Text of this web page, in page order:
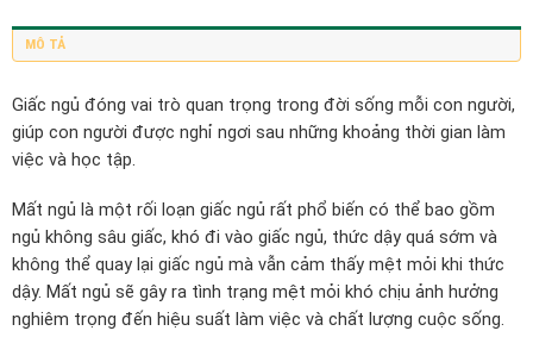
MÔ TẢ
Giấc ngủ đóng vai trò quan trọng trong đời sống mỗi con người,
giúp con người được nghỉ ngơi sau những khoảng thời gian làm
việc và học tập.
Mất ngủ là một rối loạn giấc ngủ rất phổ biến có thể bao gồm
ngủ không sâu giấc, khó đi vào giấc ngủ, thức dậy quá sớm và
không thể quay lại giấc ngủ mà vẫn cảm thấy mệt mỏi khi thức
dậy. Mất ngủ sẽ gây ra tình trạng mệt mỏi khó chịu ảnh hưởng
nghiêm trọng đến hiệu suất làm việc và chất lượng cuộc sống.